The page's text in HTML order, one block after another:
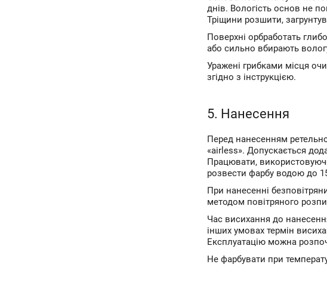
днів. Вологість основ не
Тріщини розшити,
Поверхні орбработать
або сильно вбирають
Уражені грибками місця
згідно з інструкцією.
5. Нанесення
Перед нанесенням
«аirless». Допускається
Працювати,
розвести фарбу водою до
При нанесенні
методом повітряного
Час висихання до
інших умовах термін
Експлуатацію можна
Не фарбувати при